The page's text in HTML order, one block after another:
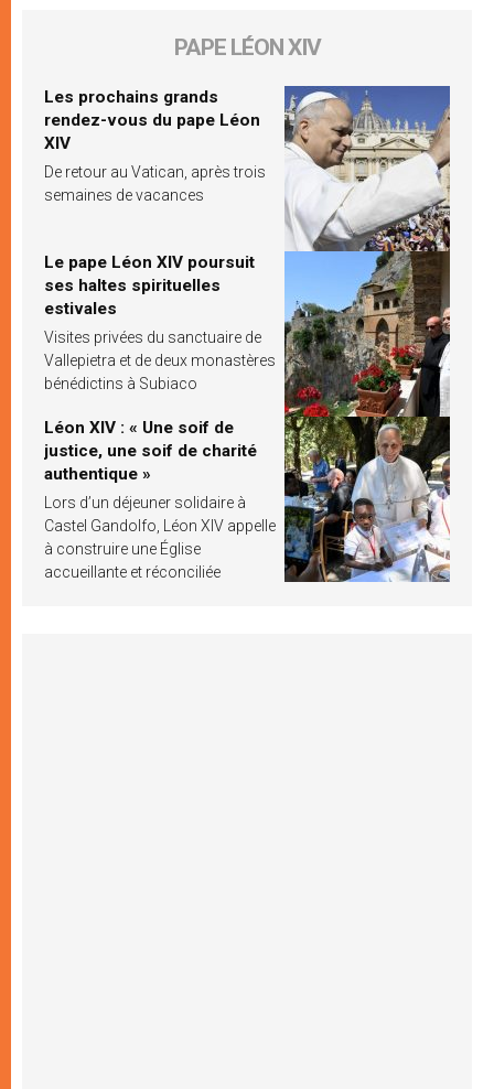
PAPE LÉON XIV
Les prochains grands
rendez-vous du pape Léon
XIV
De retour au Vatican, après trois
semaines de vacances
Le pape Léon XIV poursuit
ses haltes spirituelles
estivales
Visites privées du sanctuaire de
Vallepietra et de deux monastères
bénédictins à Subiaco
Léon XIV : « Une soif de
justice, une soif de charité
authentique »
Lors d’un déjeuner solidaire à
Castel Gandolfo, Léon XIV appelle
à construire une Église
accueillante et réconciliée